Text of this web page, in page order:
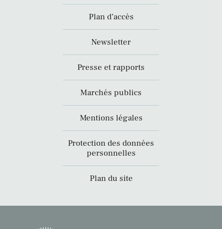
Plan d’accès
Newsletter
Presse et rapports
Marchés publics
Mentions légales
Protection des données
personnelles
Plan du site